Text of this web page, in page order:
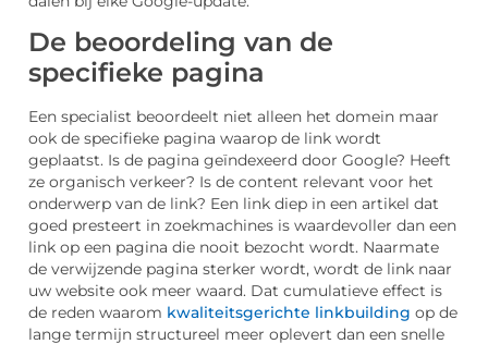
De beoordeling van de
specifieke pagina
Een specialist beoordeelt niet alleen het domein maar
ook de specifieke pagina waarop de link wordt
geplaatst. Is de pagina geïndexeerd door Google? Heeft
ze organisch verkeer? Is de content relevant voor het
onderwerp van de link? Een link diep in een artikel dat
goed presteert in zoekmachines is waardevoller dan een
link op een pagina die nooit bezocht wordt. Naarmate
de verwijzende pagina sterker wordt, wordt de link naar
uw website ook meer waard. Dat cumulatieve effect is
de reden waarom kwaliteitsgerichte linkbuilding op de
lange termijn structureel meer oplevert dan een snelle